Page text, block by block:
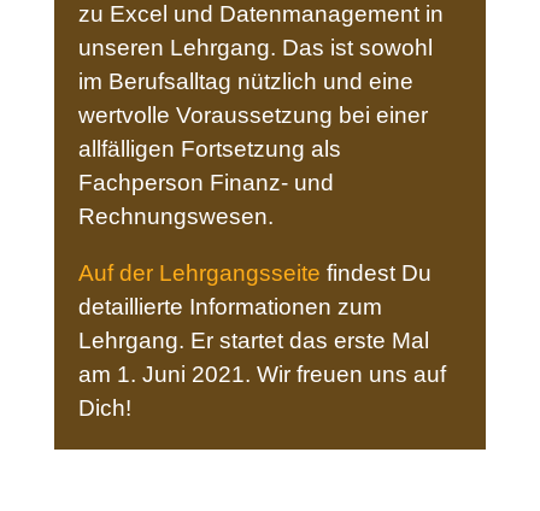
zu Excel und Datenmanagement in
unseren Lehrgang. Das ist sowohl
im Berufsalltag nützlich und eine
wertvolle Voraussetzung bei einer
allfälligen Fortsetzung als
Fachperson Finanz- und
Rechnungswesen.
Auf der Lehrgangsseite findest Du
detaillierte Informationen zum
Lehrgang. Er startet das erste Mal
am 1. Juni 2021. Wir freuen uns auf
Dich!